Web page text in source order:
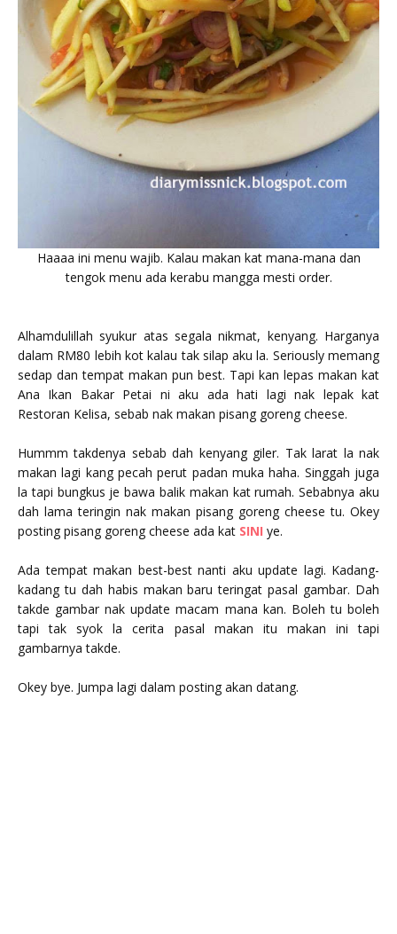
Haaaa ini menu wajib. Kalau makan kat mana-mana dan
tengok menu ada kerabu mangga mesti order.
Alhamdulillah syukur atas segala nikmat, kenyang. Harganya
dalam RM80 lebih kot kalau tak silap aku la. Seriously memang
sedap dan tempat makan pun best. Tapi kan lepas makan kat
Ana Ikan Bakar Petai ni aku ada hati lagi nak lepak kat
Restoran Kelisa, sebab nak makan pisang goreng cheese.
Hummm takdenya sebab dah kenyang giler. Tak larat la nak
makan lagi kang pecah perut padan muka haha. Singgah juga
la tapi bungkus je bawa balik makan kat rumah. Sebabnya aku
dah lama teringin nak makan pisang goreng cheese tu. Okey
posting pisang goreng cheese ada kat SINI ye.
Ada tempat makan best-best nanti aku update lagi. Kadang-
kadang tu dah habis makan baru teringat pasal gambar. Dah
takde gambar nak update macam mana kan. Boleh tu boleh
tapi tak syok la cerita pasal makan itu makan ini tapi
gambarnya takde.
Okey bye. Jumpa lagi dalam posting akan datang.